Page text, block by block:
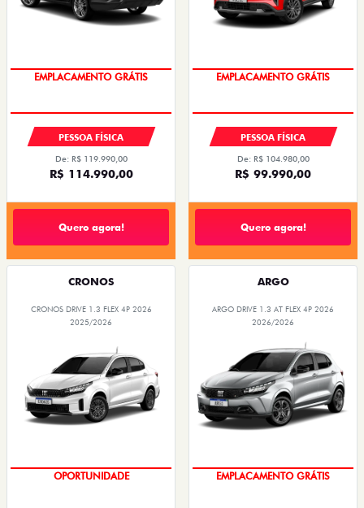
OPORTUNIDADE
PESSOA FÍSICA
De: R$ 119.990,00
R$ 114.990,00
Quero agora!
OPORTUNIDADE
PESSOA FÍSICA
De: R$ 104.980,00
R$ 99.990,00
Quero agora!
CRONOS
CRONOS DRIVE 1.3 FLEX 4P 2026
2025/2026
EMPLACAMENTO GRÁTIS
ARGO
ARGO DRIVE 1.3 AT FLEX 4P 2026
2026/2026
OPORTUNIDADE